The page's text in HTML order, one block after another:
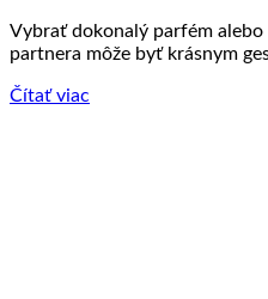
Vybrať dokonalý parfém
partnera môže byť krásnym
Čítať viac